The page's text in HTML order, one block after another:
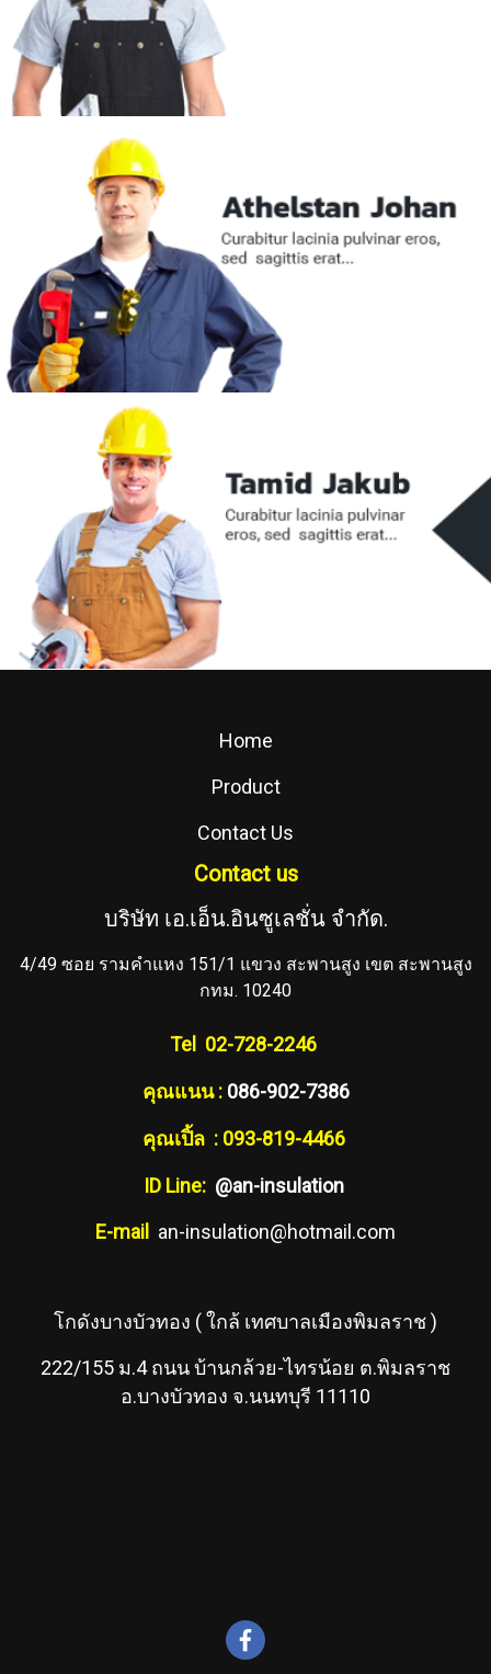
Home
Product
Contact Us
Contact us
บริษัท เอ.เอ็น.อินซูเลชั่น จำกัด.
4/49 ซอย รามคำแหง 151/1 แขวง สะพานสูง เขต สะพานสูง
กทม. 10240
Tel 02-728-2246
คุณแนน : 086-902-7386
คุณเปิ้ล : 093-819-4466
ID Line: @an-insulation
E-mail
an-insulation@hotmail.com
โกดังบางบัวทอง ( ใกล้ เทศบาลเมืองพิมลราช )
222/155 ม.4 ถนน บ้านกล้วย-ไทรน้อย ต.พิมลราช
อ.บางบัวทอง จ.นนทบุรี 11110